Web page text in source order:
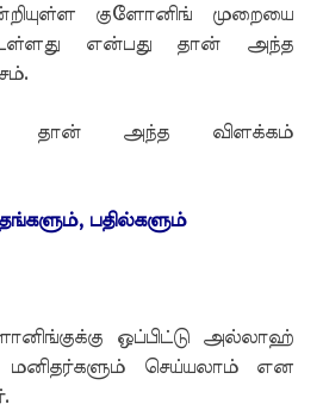
குளோனிங் முறையை
என்பது தான் அந்த
தான் அந்த விளக்கம்
பதில்களும்
ஒப்பிட்டு அல்லாஹ்
மனிதர்களும் செய்யலாம் என